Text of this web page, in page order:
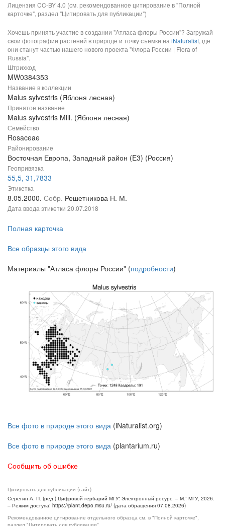
Лицензия CC-BY 4.0 (см. рекомендованное цитирование в "Полной
карточке", раздел "Цитировать для публикации")
Хочешь принять участие в создании "Атласа флоры России"? Загружай
свои фотографии растений в природе и точку съемки на iNaturalist, где
они станут частью нашего нового проекта "Флора России | Flora of
Russia".
Штрихкод
MW0384353
Название в коллекции
Malus sylvestris (Яблоня лесная)
Принятое название
Malus sylvestris Mill. (Яблоня лесная)
Семейство
Rosaceae
Районирование
Восточная Европа, Западный район (E3) (Россия)
Геопривязка
55,5, 31,7833
Этикетка
8.05.2000. Собр. Решетникова Н. М.
Дата ввода этикетки 20.07.2018
Полная карточка
Все образцы этого вида
Материалы "Атласа флоры России" (подробности)
Все фото в природе этого вида (iNaturalist.org)
Все фото в природе этого вида (plantarium.ru)
Сообщить об ошибке
Цитировать для публикации (сайт)
Серегин А. П. (ред.) Цифровой гербарий МГУ: Электронный ресурс. – М.: МГУ, 2026.
– Режим доступа: https://plant.depo.msu.ru/ (дата обращения 07.08.2026)
Рекомендованное цитирование отдельного образца см. в "Полной карточке",
раздел "Цитировать для публикации"